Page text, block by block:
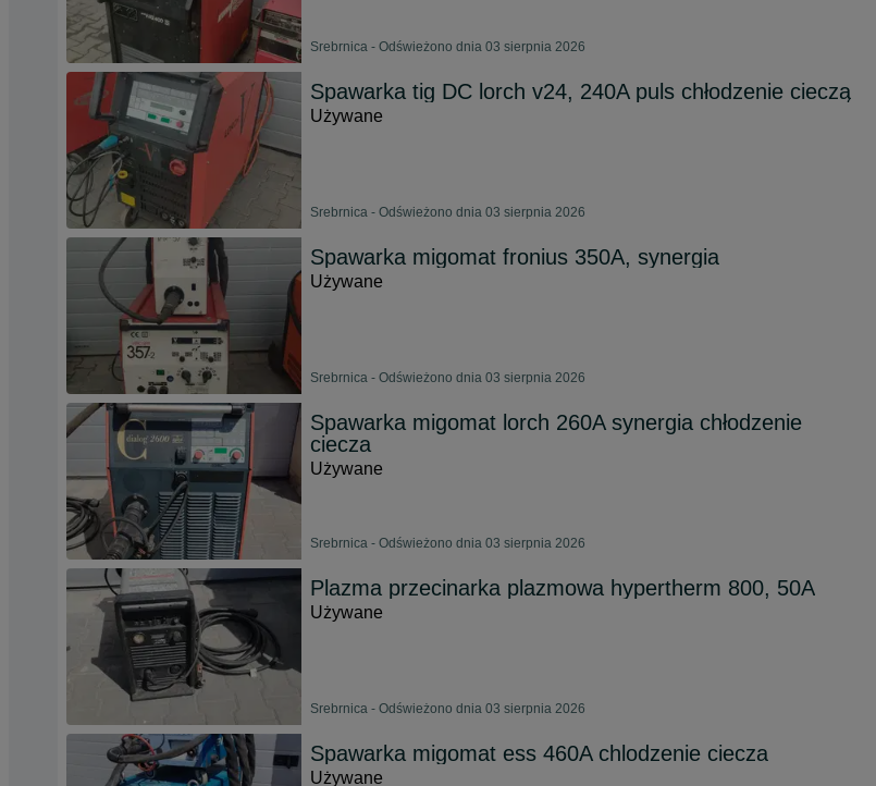
Srebrnica - Odświeżono dnia 03 sierpnia 2026
Spawarka tig DC lorch v24, 240A puls chłodzenie cieczą
Używane
Srebrnica - Odświeżono dnia 03 sierpnia 2026
Spawarka migomat fronius 350A, synergia
Używane
Srebrnica - Odświeżono dnia 03 sierpnia 2026
Spawarka migomat lorch 260A synergia chłodzenie
ciecza
Używane
Srebrnica - Odświeżono dnia 03 sierpnia 2026
Plazma przecinarka plazmowa hypertherm 800, 50A
Używane
Srebrnica - Odświeżono dnia 03 sierpnia 2026
Spawarka migomat ess 460A chlodzenie ciecza
Używane